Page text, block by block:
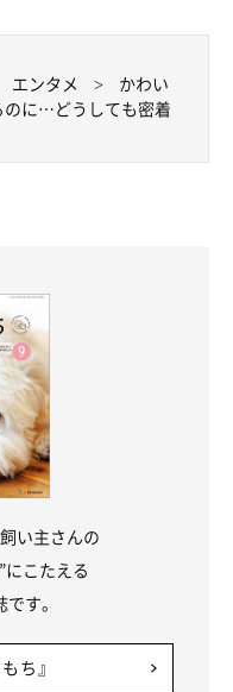
エンタメ
かわい
のに…どうしても密着
い主さんの
にこたえる
す。
ち』